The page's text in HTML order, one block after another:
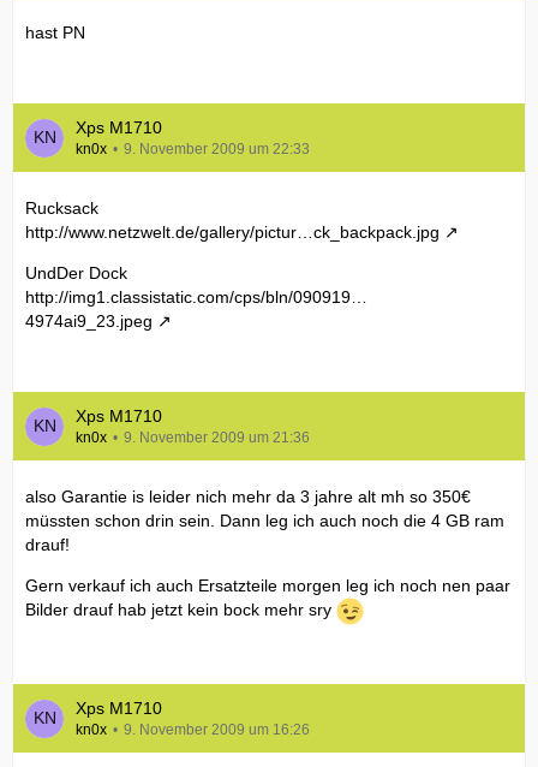
hast PN
Xps M1710
kn0x 9. November 2009 um 22:33
Rucksack
http://www.netzwelt.de/gallery/pictur…ck_backpack.jpg
UndDer Dock
http://img1.classistatic.com/cps/bln/090919…
4974ai9_23.jpeg
Xps M1710
kn0x 9. November 2009 um 21:36
also Garantie is leider nich mehr da 3 jahre alt mh so 350€
müssten schon drin sein. Dann leg ich auch noch die 4 GB ram
drauf!
Gern verkauf ich auch Ersatzteile morgen leg ich noch nen paar
Bilder drauf hab jetzt kein bock mehr sry
Xps M1710
kn0x 9. November 2009 um 16:26